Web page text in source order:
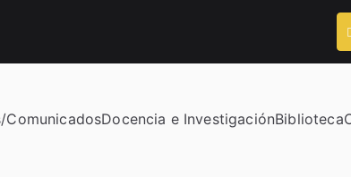
ComunicadosDocencia e InvestigaciónBiblioteca